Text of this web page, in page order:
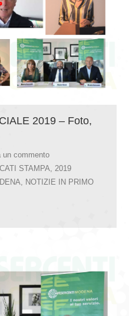
2019 – Foto,
un commento
STAMPA, 2019
, NOTIZIE IN PRIMO